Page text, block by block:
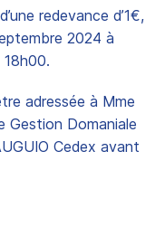
redevance d’1€,
2024 à
18h00.
adressée à Mme
Gestion Domaniale
Cedex avant